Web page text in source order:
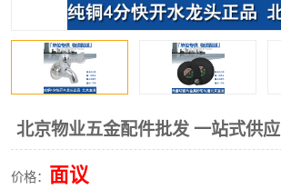
北京物业五金配件批发 一站式供应
价格： 面议